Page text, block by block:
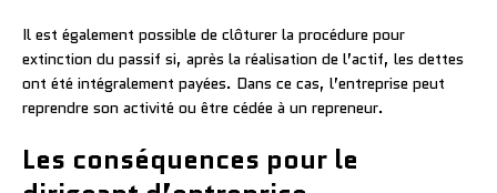
Il est également possible de clôturer la procédure pour
extinction du passif si, après la réalisation de l’actif, les dettes
ont été intégralement payées. Dans ce cas, l’entreprise peut
reprendre son activité ou être cédée à un repreneur.
Les conséquences pour le